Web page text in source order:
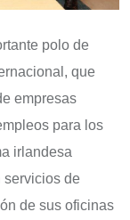
polo de
que
empresas
para los
irlandesa
servicios de
de sus oficinas